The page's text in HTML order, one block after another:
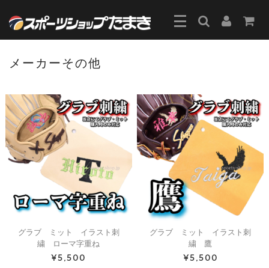
メーカーその他
グラブ ミット イラスト刺
繍 ローマ字重ね
¥5,500
グラブ ミット イラスト刺
繍 鷹
¥5,500